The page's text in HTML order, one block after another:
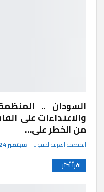
السودان ..
والاعتداءات على
من الخطر على…
المنظمة العربية لحقوق الإنسان سبتمبر 24, 2025
اقرأ أكثر...